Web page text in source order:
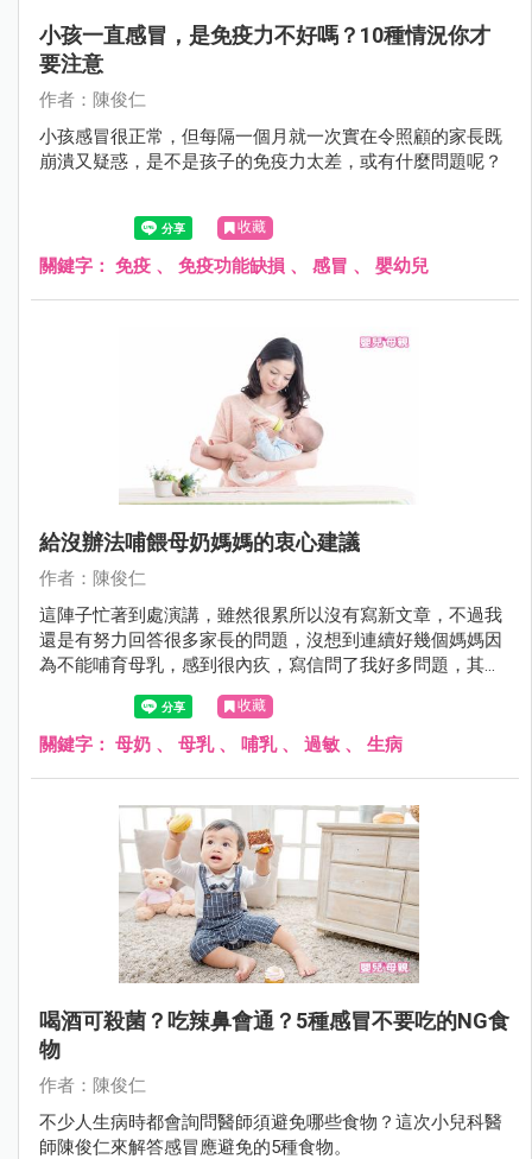
小孩一直感冒，是免疫力不好嗎？10種情況你才
要注意
作者：陳俊仁
小孩感冒很正常，但每隔一個月就一次實在令照顧的家長既
崩潰又疑惑，是不是孩子的免疫力太差，或有什麼問題呢？
收藏
關鍵字： 免疫 、 免疫功能缺損 、 感冒 、 嬰幼兒
給沒辦法哺餵母奶媽媽的衷心建議
作者：陳俊仁
這陣子忙著到處演講，雖然很累所以沒有寫新文章，不過我
還是有努力回答很多家長的問題，沒想到連續好幾個媽媽因
為不能哺育母乳，感到很內疚，寫信問了我好多問題，其中
也有媽媽因此出現憂鬱傾向，我趁空檔寫下我的看法。
收藏
關鍵字： 母奶 、 母乳、 哺乳、 過敏 、 生病
喝酒可殺菌？吃辣鼻會通？5種感冒不要吃的NG食
物
作者：陳俊仁
不少人生病時都會詢問醫師須避免哪些食物？這次小兒科醫
師陳俊仁來解答感冒應避免的5種食物。